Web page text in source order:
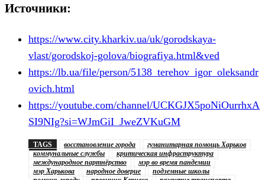
Источники:
https://www.city.kharkiv.ua/uk/gorodskaya-
vlast/gorodskoj-golova/biografiya.html&ved
https://lb.ua/file/person/5138_terehov_igor_oleksandr
ovich.html
https://youtube.com/channel/UCKGJX5poNiOurrhxA
SI9NIg?si=WJmGiI_JweZVKuGM
TAGS восстановление города
гуманитарная помощь Харьков
коммунальные службы
критическая инфраструктура
международное партнёрство
мэр во время пандемии
мэр Харькова
народное доверие
подземные школы